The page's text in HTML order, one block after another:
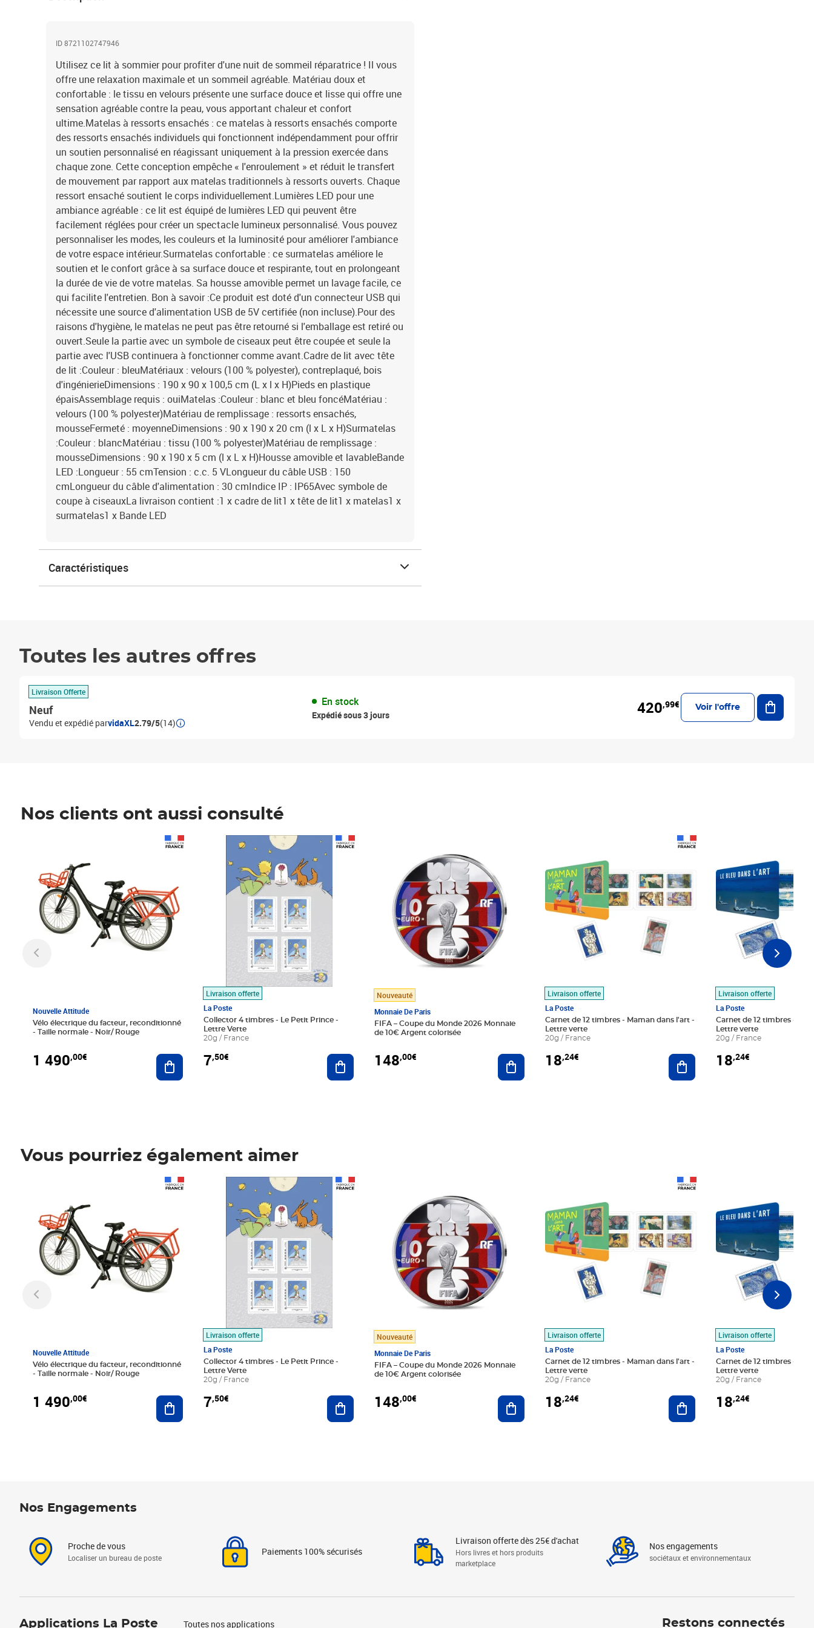
ID 8721102747946
Utilisez ce lit à sommier pour profiter d'une nuit de sommeil réparatrice ! Il vous
offre une relaxation maximale et un sommeil agréable. Matériau doux et
confortable : le tissu en velours présente une surface douce et lisse qui offre une
sensation agréable contre la peau, vous apportant chaleur et confort
ultime.Matelas à ressorts ensachés : ce matelas à ressorts ensachés comporte
des ressorts ensachés individuels qui fonctionnent indépendamment pour offrir
un soutien personnalisé en réagissant uniquement à la pression exercée dans
chaque zone. Cette conception empêche « l'enroulement » et réduit le transfert
de mouvement par rapport aux matelas traditionnels à ressorts ouverts. Chaque
ressort ensaché soutient le corps individuellement.Lumières LED pour une
ambiance agréable : ce lit est équipé de lumières LED qui peuvent être
facilement réglées pour créer un spectacle lumineux personnalisé. Vous pouvez
personnaliser les modes, les couleurs et la luminosité pour améliorer l'ambiance
de votre espace intérieur.Surmatelas confortable : ce surmatelas améliore le
soutien et le confort grâce à sa surface douce et respirante, tout en prolongeant
la durée de vie de votre matelas. Sa housse amovible permet un lavage facile, ce
qui facilite l'entretien. Bon à savoir :Ce produit est doté d'un connecteur USB qui
nécessite une source d'alimentation USB de 5V certifiée (non incluse).Pour des
raisons d'hygiène, le matelas ne peut pas être retourné si l'emballage est retiré ou
ouvert.Seule la partie avec un symbole de ciseaux peut être coupée et seule la
partie avec l'USB continuera à fonctionner comme avant.Cadre de lit avec tête
de lit :Couleur : bleuMatériaux : velours (100 % polyester), contreplaqué, bois
d'ingénierieDimensions : 190 x 90 x 100,5 cm (L x l x H)Pieds en plastique
épaisAssemblage requis : ouiMatelas :Couleur : blanc et bleu foncéMatériau :
velours (100 % polyester)Matériau de remplissage : ressorts ensachés,
mousseFermeté : moyenneDimensions : 90 x 190 x 20 cm (l x L x H)Surmatelas
:Couleur : blancMatériau : tissu (100 % polyester)Matériau de remplissage :
mousseDimensions : 90 x 190 x 5 cm (l x L x H)Housse amovible et lavableBande
LED :Longueur : 55 cmTension : c.c. 5 VLongueur du câble USB : 150
cmLongueur du câble d'alimentation : 30 cmIndice IP : IP65Avec symbole de
coupe à ciseauxLa livraison contient :1 x cadre de lit1 x tête de lit1 x matelas1 x
surmatelas1 x Bande LED
Caractéristiques
Toutes les autres offres
Livraison Offerte
Neuf
Vendu et expédié parvidaXL2.79/5(14)
En stock
Expédié sous 3 jours 420,99€ Voir l'offre
Ajouter
Nos clients ont aussi consulté
Nouvelle Attitude
Vélo électrique du facteur, reconditionné
- Taille normale - Noir/ Rouge
1 490,00€ Ajouter au panier
Livraison offerte
La Poste
Collector 4 timbres - Le Petit Prince -
Lettre Verte
20g / France
7,50€
Prix 7,50€
Ajouter au panier
Nouveauté
Monnaie De Paris
FIFA – Coupe du Monde 2026 Monnaie
de 10€ Argent colorisée
148,00€ Ajouter au panier
Livraison offerte
La Poste
Carnet de 12 timbres - Maman dans l'art -
Lettre verte
20g / France
18,24€ Ajouter au panier
Livraison offerte
La Poste
Carnet de 12 timbres - Le
Lettre verte
20g / France
18,24€
Vous pourriez également aimer
Nouvelle Attitude
Vélo électrique du facteur, reconditionné
- Taille normale - Noir/ Rouge
1 490,00€ Ajouter au panier
Livraison offerte
La Poste
Collector 4 timbres - Le Petit Prince -
Lettre Verte
20g / France
7,50€
Prix 7,50€
Ajouter au panier
Nouveauté
Monnaie De Paris
FIFA – Coupe du Monde 2026 Monnaie
de 10€ Argent colorisée
148,00€ Ajouter au panier
Livraison offerte
La Poste
Carnet de 12 timbres - Maman dans l'art -
Lettre verte
20g / France
18,24€ Ajouter au panier
Livraison offerte
La Poste
Carnet de 12 timbres - Le
Lettre verte
20g / France
18,24€
Nos Engagements
Proche de vous
Localiser un bureau de poste
Paiements 100% sécurisés
Livraison offerte dès 25€ d'achat
Hors livres et hors produits
marketplace
Nos engagements
sociétaux et environnementaux
Applications La Poste Toutes nos applications Restons connectés